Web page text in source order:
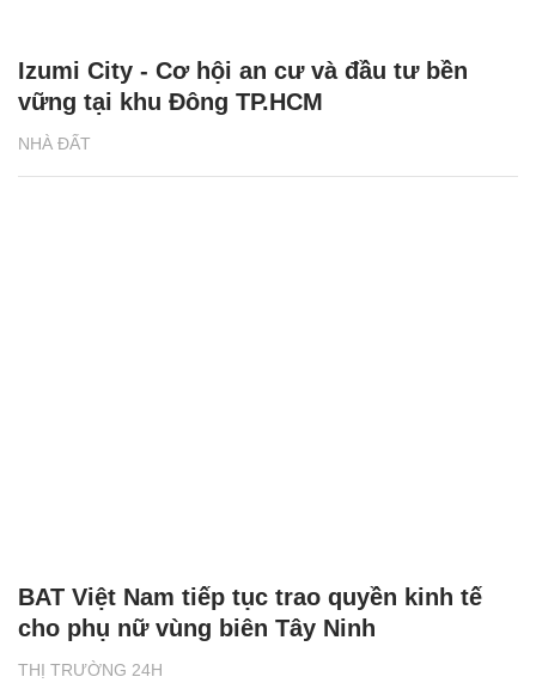
NHÀ ĐẤT
Izumi City - Cơ hội an cư và đầu tư bền
vững tại khu Đông TP.HCM
THỊ TRƯỜNG 24H
BAT Việt Nam tiếp tục trao quyền kinh tế
cho phụ nữ vùng biên Tây Ninh